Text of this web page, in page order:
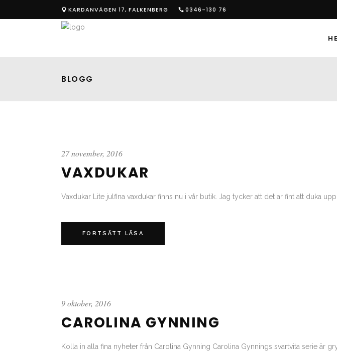
KARDANVÄGEN 17, FALKENBERG 0346-130 76
BLOGG
27 november, 2016
VAXDUKAR
Vaxdukar Lite julfina vaxdukar finns nu i vår butik. Jag tycker att det är fint att duka
FORTSÄTT LÄSA
9 oktober, 2016
CAROLINA GYNNING
Kolla in alla fina nyheter från Carolina Gynning Carolina Gynnings svartvita serie är